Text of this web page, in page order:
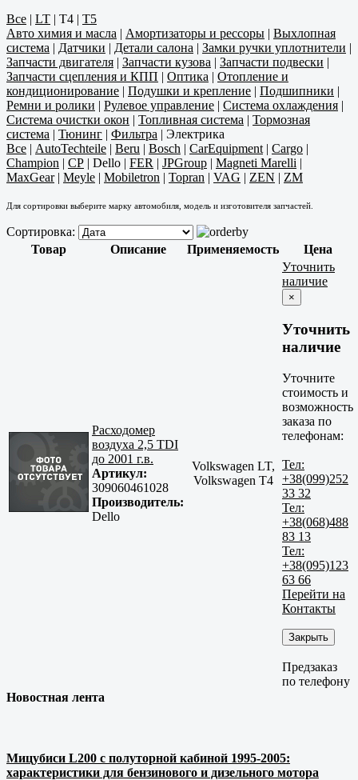
Все | LT | T4 | T5
Авто химия и масла | Амортизаторы и рессоры | Выхлопная
система | Датчики | Детали салона | Замки ручки уплотнители |
Запчасти двигателя | Запчасти кузова | Запчасти подвески |
Запчасти сцепления и КПП | Оптика | Отопление и
кондиционирование | Подушки и крепление | Подшипники |
Ремни и ролики | Рулевое управление | Система охлаждения |
Система очистки окон | Топливная система | Тормозная
система | Тюнинг | Фильтра | Электрика
Все | AutoTechteile | Beru | Bosch | CarEquipment | Cargo |
Champion | CP | Dello | FER | JPGroup | Magneti Marelli |
MaxGear| Meyle | Mobiletron | Topran | VAG | ZEN | ZM
Для сортировки выберите марку автомобиля, модель и изготовителя запчастей.
Сортировка:
Товар
Описание Применяемость Цена
Расходомер
воздуха 2,5 TDI
до 2001 г.в.
Артикул:
309060461028
Производитель:
Dello
Volkswagen LT,
Volkswagen T4
Уточнить
наличие
×
Уточнить
наличие
Уточните
стоимость и
возможность
заказа по
телефонам:
Тел:
+38(099)252
33 32
Тел:
+38(068)488
83 13
Тел:
+38(095)123
63 66
Перейти на
Контакты
Закрыть
Предзаказ
по телефону
Новостная лента
Мицубиси L200 с полуторной кабиной 1995-2005:
характеристики для бензинового и дизельного мотора